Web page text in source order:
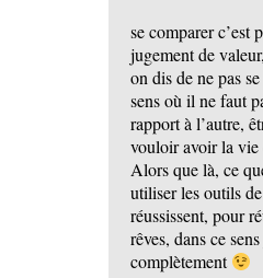
se comparer c’est
jugement de
on dis de ne pas
sens où il ne faut
rapport à l’autre,
vouloir avoir la vie
Alors que là, ce
utiliser les outils
réussissent, pour
rêves, dans ce
complètement